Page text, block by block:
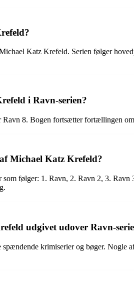
Katz Krefeld. Serien følger
i Ravn-serien?
8. Bogen fortsætter fortællingen
Michael Katz Krefeld?
følger: 1. Ravn, 2. Ravn 2, 3.
udgivet udover Ravn-
krimiserier og bøger.